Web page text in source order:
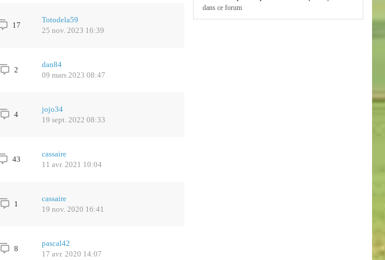
17
Totodela59
25 nov. 2023 16:39
2
dan84
09 mars 2023 08:47
4
jojo34
19 sept. 2022 08:33
43
cassaire
11 avr. 2021 10:04
1
cassaire
19 nov. 2020 16:41
8
pascal42
17 avr. 2020 14:07
dans ce forum